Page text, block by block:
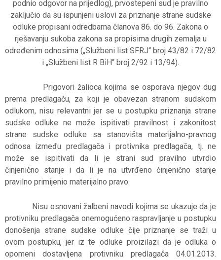
podnio odgovor na prijedlog), prvostepeni sud je pravilno
zaključio da su ispunjeni uslovi za priznanje strane sudske
odluke propisani odredbama članova 86. do 96. Zakona o
rješavanju sukoba zakona sa propisima drugih zemalja u
određenim odnosima („Službeni list SFRJ“ broj 43/82 i 72/82
i „Službeni list R BiH“ broj 2/92 i 13/94).
Prigovori žalioca kojima se osporava njegov dug
prema predlagaču, za koji je obavezan stranom sudskom
odlukom, nisu relevantni jer se u postupku priznanja strane
sudske odluke ne može ispitivati pravilnost i zakonitost
strane sudske odluke sa stanovišta materijalno-pravnog
odnosa između predlagača i protivnika predlagača, tj. ne
može se ispitivati da li je strani sud pravilno utvrdio
činjenično stanje i da li je na utvrđeno činjenično stanje
pravilno primijenio materijalno pravo.
Nisu osnovani žalbeni navodi kojima se ukazuje da je
protivniku predlagača onemogućeno raspravljanje u postupku
donošenja strane sudske odluke čije priznanje se traži u
ovom postupku, jer iz te odluke proizilazi da je odluka o
opomeni dostavljena protivniku predlagača 04.01.2013.